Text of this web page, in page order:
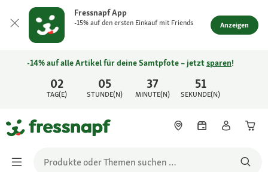
Fressnapf App
-15% auf den ersten Einkauf mit Friends Anzeigen
02
TAG(E)
05
STUNDE(N)
37
MINUTE(N)
51
SEKUNDE(N)
-14% auf alle Artikel für deine Samtpfote – jetztsparen!